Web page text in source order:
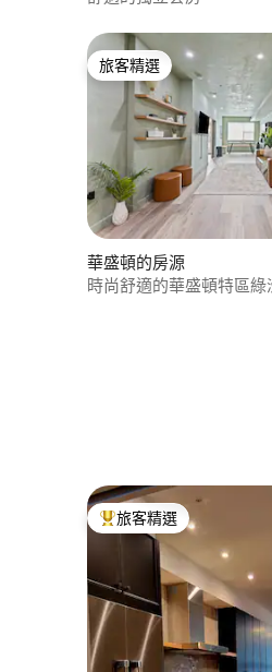
旅客精選
旅客精選
華盛頓的房源
時尚舒適的華盛頓特區綠
旅客精選榜首
旅客精選